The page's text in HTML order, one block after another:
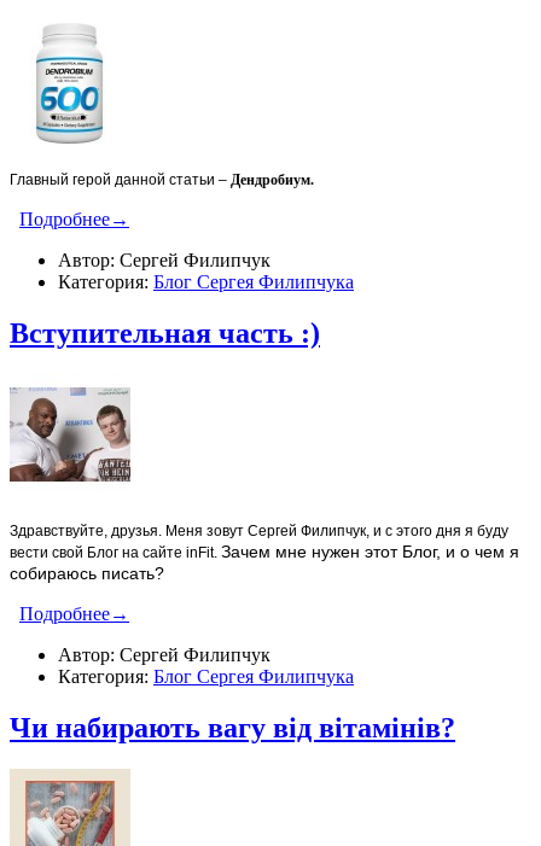
Главный герой данной статьи – Дендробиум.
Подробнее→
Автор: Сергей Филипчук
Категория: Блог Сергея Филипчука
Вступительная часть :)
Здравствуйте, друзья. Меня зовут Сергей Филипчук, и с этого дня я буду
вести свой Блог на сайте inFit. Зачем мне нужен этот Блог, и о чем я
собираюсь писать?
Подробнее→
Автор: Сергей Филипчук
Категория: Блог Сергея Филипчука
Чи набирають вагу від вітамінів?